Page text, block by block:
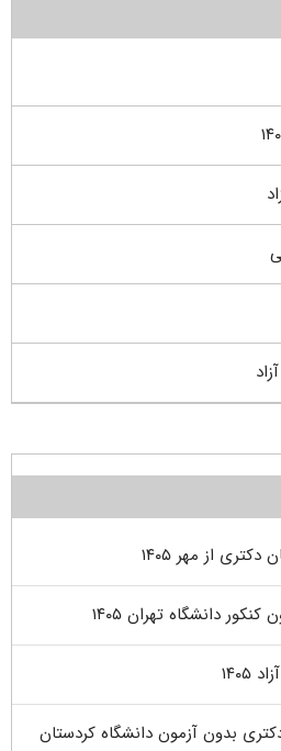
از مهر ۱۴۰۵
دانشگاه تهران ۱۴۰۵
بدون آزمون دانشگاه کردستان